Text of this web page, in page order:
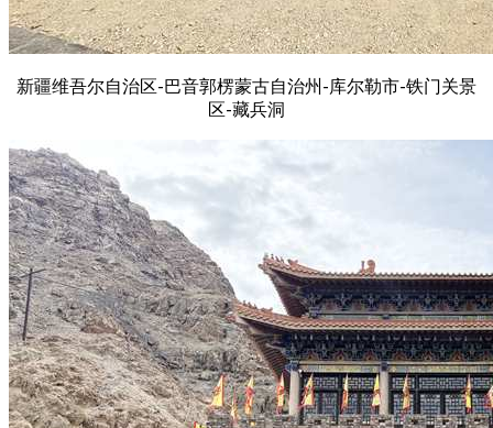
新疆维吾尔自治区-巴音郭楞蒙古自治州-库尔勒市-铁门关景
区-藏兵洞